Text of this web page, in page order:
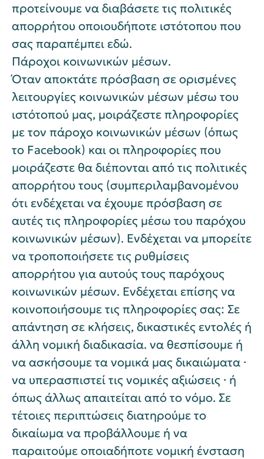
προτείνουμε να διαβάσετε τις πολιτικές
απορρήτου οποιουδήποτε ιστότοπου που
σας παραπέμπει εδώ.
Πάροχοι κοινωνικών μέσων.
Όταν αποκτάτε πρόσβαση σε ορισμένες
λειτουργίες κοινωνικών μέσων μέσω του
ιστότοπού μας, μοιράζεστε πληροφορίες
με τον πάροχο κοινωνικών μέσων (όπως
το Facebook) και οι πληροφορίες που
μοιράζεστε θα διέπονται από τις πολιτικές
απορρήτου τους (συμπεριλαμβανομένου
ότι ενδέχεται να έχουμε πρόσβαση σε
αυτές τις πληροφορίες μέσω του παρόχου
κοινωνικών μέσων). Ενδέχεται να μπορείτε
να τροποποιήσετε τις ρυθμίσεις
απορρήτου για αυτούς τους παρόχους
κοινωνικών μέσων. Ενδέχεται επίσης να
κοινοποιήσουμε τις πληροφορίες σας: Σε
απάντηση σε κλήσεις, δικαστικές εντολές ή
άλλη νομική διαδικασία. να θεσπίσουμε ή
να ασκήσουμε τα νομικά μας δικαιώματα ·
να υπερασπιστεί τις νομικές αξιώσεις · ή
όπως άλλως απαιτείται από το νόμο. Σε
τέτοιες περιπτώσεις διατηρούμε το
δικαίωμα να προβάλλουμε ή να
παραιτούμε οποιαδήποτε νομική ένσταση